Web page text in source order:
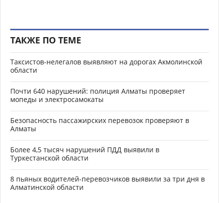
ТАКЖЕ ПО ТЕМЕ
Таксистов-нелегалов выявляют на дорогах Акмолинской
области
Почти 640 нарушений: полиция Алматы проверяет
мопеды и электросамокаты
Безопасность пассажирских перевозок проверяют в
Алматы
Более 4,5 тысяч нарушений ПДД выявили в
Туркестанской области
8 пьяных водителей-перевозчиков выявили за три дня в
Алматинской области